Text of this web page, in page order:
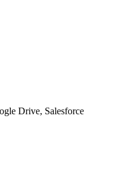
Drive, Salesforce